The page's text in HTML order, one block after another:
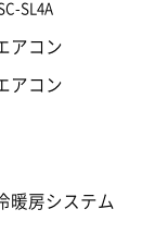
SL4A
アコン
アコン
暖房システム